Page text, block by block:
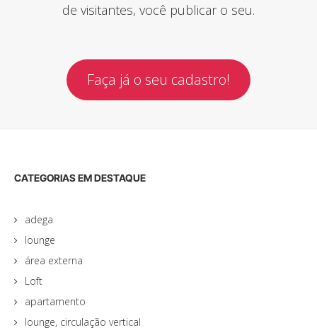
de visitantes, você publicar o seu.
Faça já o seu cadastro!
CATEGORIAS EM DESTAQUE
adega
lounge
área externa
Loft
apartamento
lounge, circulação vertical